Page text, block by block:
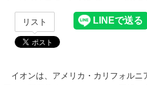
リスト
イオンは、アメリカ・カリフォルニ